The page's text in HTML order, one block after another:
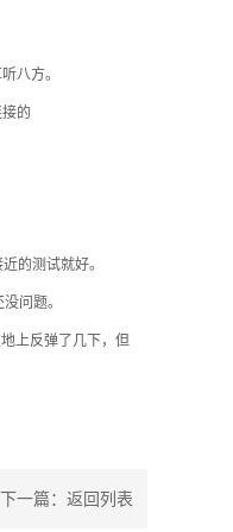
八方。
的
的测试就好。
问题。
上反弹了几下，但
下一篇： 返回列表